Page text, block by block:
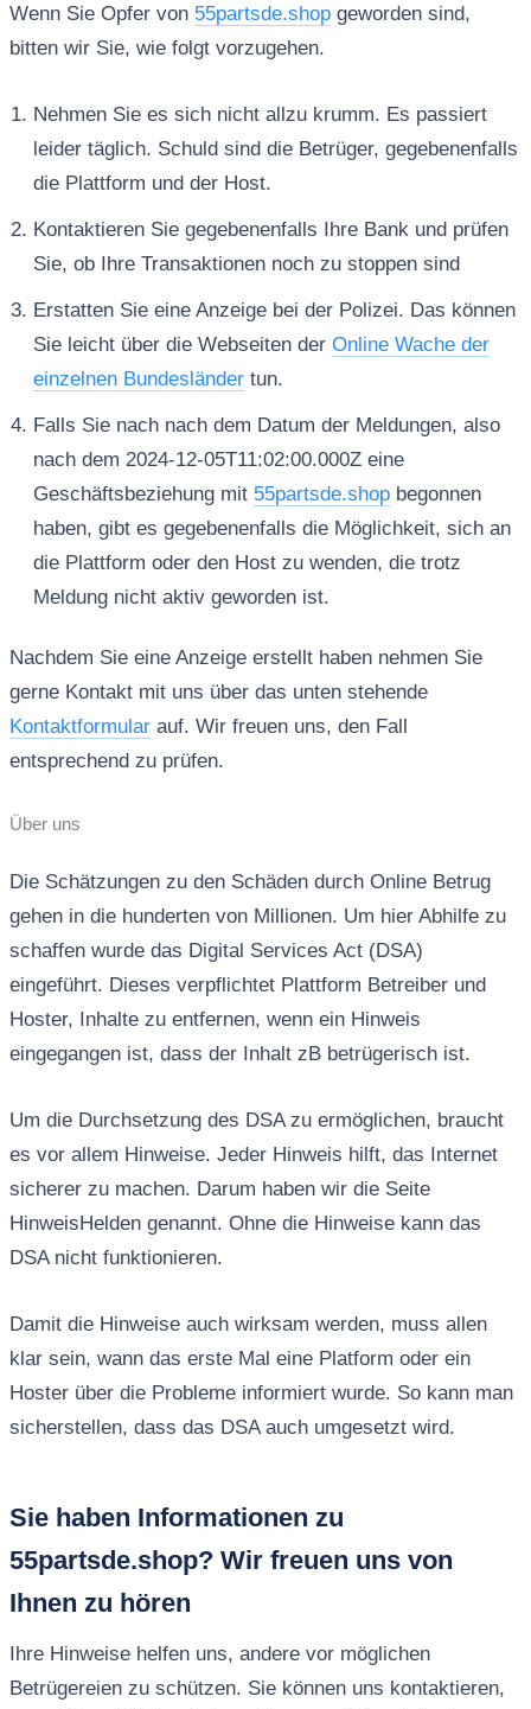
Wenn Sie Opfer von 55partsde.shopgeworden sind,
bitten wir Sie, wie folgt vorzugehen.
Nehmen Sie es sich nicht allzu krumm. Es passiert
leider täglich. Schuld sind die Betrüger, gegebenenfalls
die Plattform und der Host.
Kontaktieren Sie gegebenenfalls Ihre Bank und prüfen
Sie, ob Ihre Transaktionen noch zu stoppen sind
Erstatten Sie eine Anzeige bei der Polizei. Das können
Sie leicht über die Webseiten der Online Wache der
einzelnen Bundesländertun.
Falls Sie nach nach dem Datum der Meldungen, also
nach dem 2024-12-05T11:02:00.000Z eine
Geschäftsbeziehung mit 55partsde.shopbegonnen
haben, gibt es gegebenenfalls die Möglichkeit, sich an
die Plattform oder den Host zu wenden, die trotz
Meldung nicht aktiv geworden ist.
Nachdem Sie eine Anzeige erstellt haben nehmen Sie
gerne Kontakt mit uns über das unten stehende
Kontaktformularauf. Wir freuen uns, den Fall
entsprechend zu prüfen.
Über uns
Die Schätzungen zu den Schäden durch Online Betrug
gehen in die hunderten von Millionen. Um hier Abhilfe zu
schaffen wurde das Digital Services Act (DSA)
eingeführt. Dieses verpflichtet Plattform Betreiber und
Hoster, Inhalte zu entfernen, wenn ein Hinweis
eingegangen ist, dass der Inhalt zB betrügerisch ist.
Um die Durchsetzung des DSA zu ermöglichen, braucht
es vor allem Hinweise. Jeder Hinweis hilft, das Internet
sicherer zu machen. Darum haben wir die Seite
HinweisHelden genannt. Ohne die Hinweise kann das
DSA nicht funktionieren.
Damit die Hinweise auch wirksam werden, muss allen
klar sein, wann das erste Mal eine Platform oder ein
Hoster über die Probleme informiert wurde. So kann man
sicherstellen, dass das DSA auch umgesetzt wird.
Sie haben Informationen zu
55partsde.shop? Wir freuen uns von
Ihnen zu hören
Ihre Hinweise helfen uns, andere vor möglichen
Betrügereien zu schützen. Sie können uns kontaktieren,